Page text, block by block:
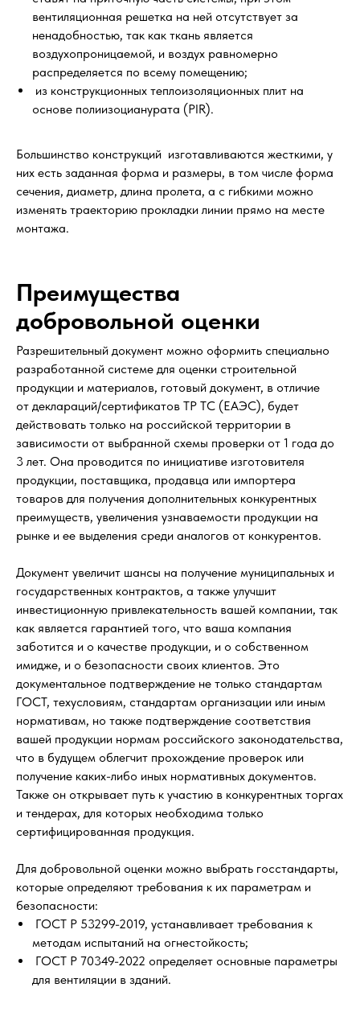
вентиляционная решетка на ней отсутствует за
ненадобностью, так как ткань является
воздухопроницаемой, и воздух равномерно
распределяется по всему помещению;
из конструкционных теплоизоляционных плит на
основе полиизоцианурата (PIR).
Большинство конструкций изготавливаются жесткими, у
них есть заданная форма и размеры, в том числе форма
сечения, диаметр, длина пролета, а с гибкими можно
изменять траекторию прокладки линии прямо на месте
монтажа.
Преимущества
добровольной оценки
Разрешительный документ можно оформить специально
разработанной системе для оценки строительной
продукции и материалов, готовый документ, в отличие
от деклараций/сертификатов ТР ТС (ЕАЭС), будет
действовать только на российской территории в
зависимости от выбранной схемы проверки от 1 года до
3 лет. Она проводится по инициативе изготовителя
продукции, поставщика, продавца или импортера
товаров для получения дополнительных конкурентных
преимуществ, увеличения узнаваемости продукции на
рынке и ее выделения среди аналогов от конкурентов.
Документ увеличит шансы на получение муниципальных и
государственных контрактов, а также улучшит
инвестиционную привлекательность вашей компании, так
как является гарантией того, что ваша компания
заботится и о качестве продукции, и о собственном
имидже, и о безопасности своих клиентов. Это
документальное подтверждение не только стандартам
ГОСТ, техусловиям, стандартам организации или иным
нормативам, но также подтверждение соответствия
вашей продукции нормам российского законодательства,
что в будущем облегчит прохождение проверок или
получение каких-либо иных нормативных документов.
Также он открывает путь к участию в конкурентных торгах
и тендерах, для которых необходима только
сертифицированная продукция.
Для добровольной оценки можно выбрать госстандарты,
которые определяют требования к их параметрам и
безопасности:
ГОСТ Р 53299-2019, устанавливает требования к
методам испытаний на огнестойкость;
ГОСТ Р 70349-2022 определяет основные параметры
для вентиляции в зданий.